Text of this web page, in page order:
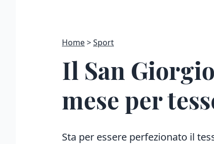
Home Sport
Il San
mese per
Sta per essere perfezionato il